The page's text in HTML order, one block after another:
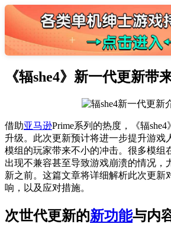
《辐she4》新一代更新带
借助亚马逊Prime系列的热度，《辐
升级。此次更新预计将进一步提升游戏
模组的玩家带来不小的冲击。很多模组
出现不兼容甚至导致游戏崩溃的情况，
新之前。这篇文章将详细解析此次更新
响，以及应对措施。
次世代更新的新功能与内